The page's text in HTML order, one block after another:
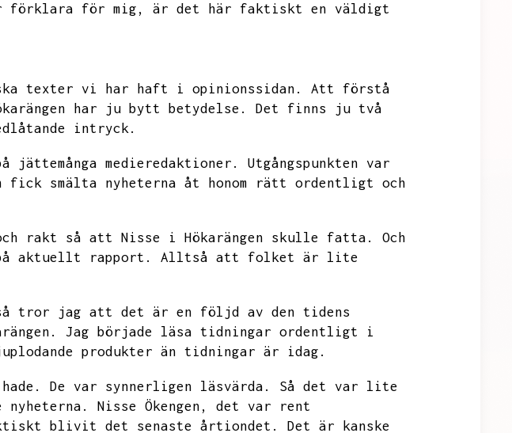
förklara för mig,
är det här faktiskt en väldigt
texter vi har haft i opinionssidan.
Att förstå
har ju bytt betydelse.
Det finns ju två
intryck.
jättemånga medieredaktioner.
Utgångspunkten var
fick smälta nyheterna åt honom rätt ordentligt och
rakt så att Nisse i Hökarängen skulle fatta.
Och
aktuellt rapport.
Alltså att folket är lite
tror jag att det är en följd av den tidens
Jag började läsa tidningar ordentligt i
produkter än tidningar är idag.
De var synnerligen läsvärda.
Så det var lite
Nisse Ökengen,
det var rent
blivit det senaste årtiondet.
Det är kanske